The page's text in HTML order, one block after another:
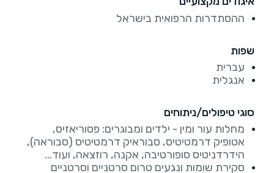
ההסתדרות הרפואית בישראל
שפות
עברית
אנגלית
סוגי טיפולים/ניתוחים
מחלות עור ומין - ילדים ומבוגרים: פסוריאזיס,
אטופיק דרמטיטיס, סבוראיק דרמטיטיס (סבוראה),
הידרדניטיס סופורטיבה, אקנה, רוזצאה, ועוד...
סקירת שומות ונגעים טרום סרטניים וסרטניים